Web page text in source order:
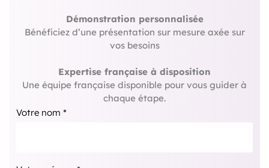
Démonstration personnalisée
Bénéficiez d’une présentation sur mesure axée sur
vos besoins
Expertise française à disposition
Une équipe française disponible pour vous guider à
chaque étape.
Votre nom *